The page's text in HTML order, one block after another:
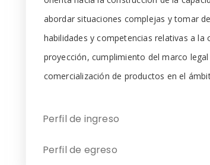
abordar situaciones complejas y tomar
habilidades y competencias relativas a
proyección, cumplimiento del marco
comercialización de productos en el
Perfil de ingreso
Perfil de egreso